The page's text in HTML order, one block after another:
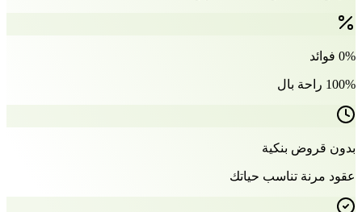
0% فوائد
100% راحة بال
بدون قروض بنكية
عقود مرنة تناسب حياتك